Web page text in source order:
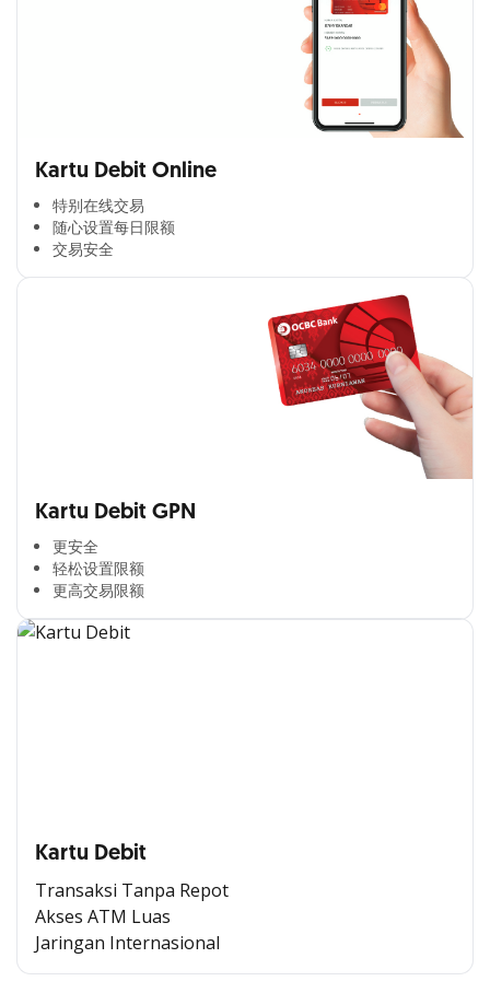
Kartu Debit Online
特别在线交易​
随心设置每日限额​
交易安全​
Kartu Debit GPN
更安全​
轻松设置限额​
更高交易限额​
Kartu Debit
Transaksi Tanpa Repot
Akses ATM Luas
Jaringan Internasional
Cross Selling Banner Global